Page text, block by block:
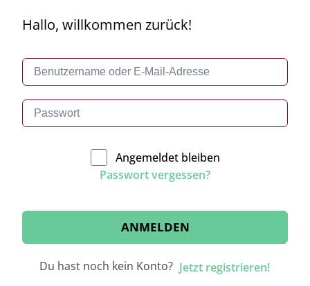
Hallo, willkommen zurück!
Angemeldet bleiben
Passwort vergessen?
ANMELDEN
Du hast noch kein Konto? Jetzt registrieren!